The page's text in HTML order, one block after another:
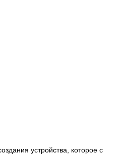
устройства, которое с